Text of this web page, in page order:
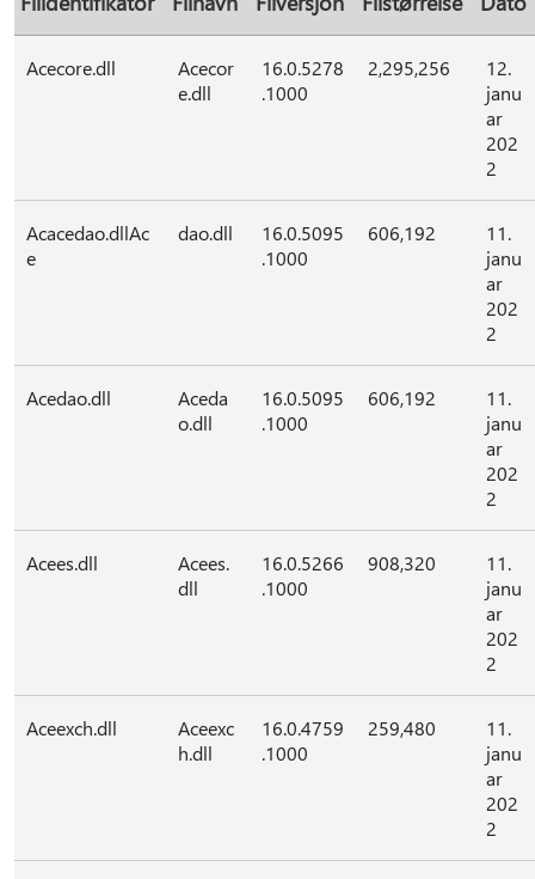
Acecore.dll
Acecor
e.dll
16.0.5278
.1000
2,295,256
12.
janu
ar
202
2
Acacedao.dllAc
e
dao.dll
16.0.5095
.1000
606,192
11.
janu
ar
202
2
Acedao.dll
Aceda
o.dll
16.0.5095
.1000
606,192
11.
janu
ar
202
2
Acees.dll
Acees.
dll
16.0.5266
.1000
908,320
11.
janu
ar
202
2
Aceexch.dll
Aceexc
h.dll
16.0.4759
.1000
259,480
11.
janu
ar
202
2